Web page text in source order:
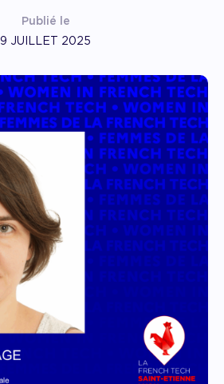
Publié le
9 JUILLET 2025